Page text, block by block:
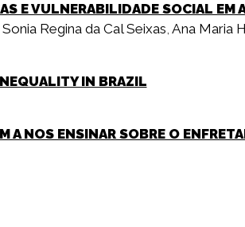
E VULNERABILIDADE SOCIAL EM
Sonia Regina da Cal Seixas, Ana Maria
IN BRAZIL
A NOS ENSINAR SOBRE O